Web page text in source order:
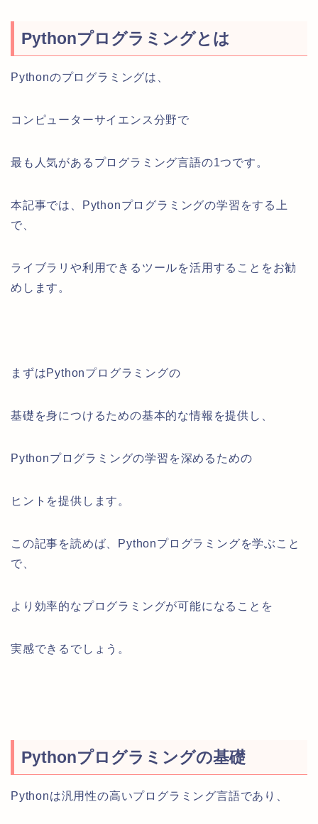
Pythonプログラミングとは
Pythonのプログラミングは、
コンピューターサイエンス分野で
最も人気があるプログラミング言語の1つです。
本記事では、Pythonプログラミングの学習をする上
で、
ライブラリや利用できるツールを活用することをお勧
めします。
まずはPythonプログラミングの
基礎を身につけるための基本的な情報を提供し、
Pythonプログラミングの学習を深めるための
ヒントを提供します。
この記事を読めば、Pythonプログラミングを学ぶこと
で、
より効率的なプログラミングが可能になることを
実感できるでしょう。
Pythonプログラミングの基礎
Pythonは汎用性の高いプログラミング言語であり、